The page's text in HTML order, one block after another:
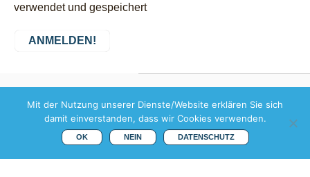
verwendet und gespeichert
weltweit übersetzen |
Margeritenstr. 11 | D-91154
Roth |Mail|Impressum
Datenschutz
Theme by
SiteOrigin
Mit der Nutzung unserer Dienste/Website erklären Sie sich
damit einverstanden, dass wir Cookies verwenden.
OK NEIN DATENSCHUTZ